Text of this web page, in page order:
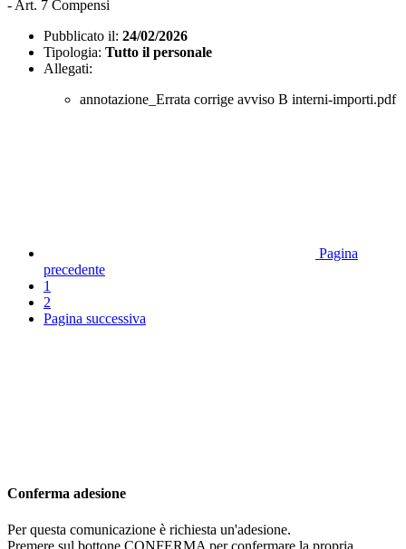
- Art. 7 Compensi
Pubblicato il: 24/02/2026
Tipologia: Tutto il personale
Allegati:
annotazione_Errata corrige avviso B interni-importi.pdf
Pagina
precedente
1
2
Pagina successiva
Conferma adesione
Per questa comunicazione è richiesta un'adesione.
Premere sul bottone CONFERMA per confermare la propria